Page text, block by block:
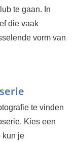
te gaan. In
die vaak
vorm van
te vinden
Kies een
kun je